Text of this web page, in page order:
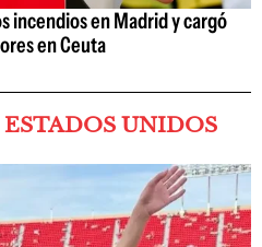
incendios en Madrid y cargó
en Ceuta
UNIDOS